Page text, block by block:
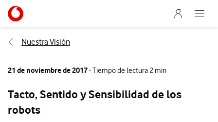
Ir a la pagina principal de vodafone.es
Menu
Abre
Nuestra Visión
21 de noviembre de 2017- Tiempo de lectura 2 min
Tacto, Sentido y Sensibilidad de los
robots